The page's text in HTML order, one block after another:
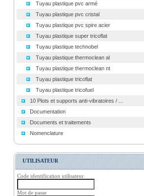
Tuyau plastique pvc armé
Tuyau plastique pvc cristal
Tuyau plastique pvc spire acier
Tuyau plastique super tricoflat
Tuyau plastique technobel
Tuyau plastique thermoclean al
Tuyau plastique thermoclean nt
Tuyau plastique tricoflat
Tuyau plastique tricofuel
10 Plots et supports anti-vibratoires / ...
Documentation
Documents et traitements
Nomenclature
UTILISATEUR
Code identification utilisateur
Mot de passe